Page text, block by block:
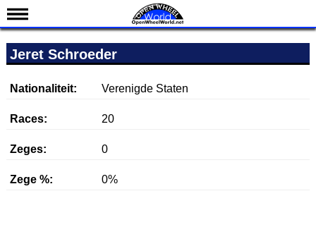
Nieuws
Kalender
Uitslagen
Teams
IndyCar 101
Jeret Schroeder
Nationaliteit: Verenigde Staten
Races: 20
Zeges: 0
Zege %: 0%